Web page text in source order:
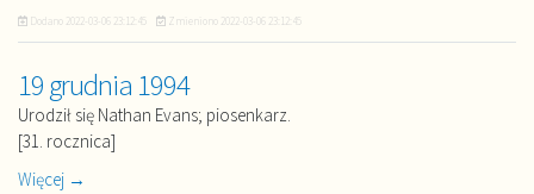
Dodano 2022-03-06 23:12:45 Zmieniono 2022-03-06 23:12:45
19 grudnia 1994
Urodził się Nathan Evans; piosenkarz.
[31. rocznica]
Więcej →